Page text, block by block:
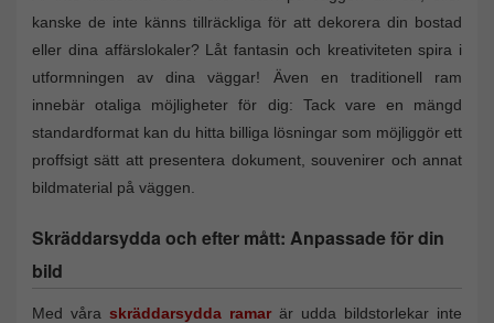
kanske de inte känns tillräckliga för att dekorera din bostad
eller dina affärslokaler? Låt fantasin och kreativiteten spira i
utformningen av dina väggar! Även en traditionell ram
innebär otaliga möjligheter för dig: Tack vare en mängd
standardformat kan du hitta billiga lösningar som möjliggör ett
proffsigt sätt att presentera dokument, souvenirer och annat
bildmaterial på väggen.
Skräddarsydda och efter mått: Anpassade för din
bild
Med våra skräddarsydda ramar är udda bildstorlekar inte